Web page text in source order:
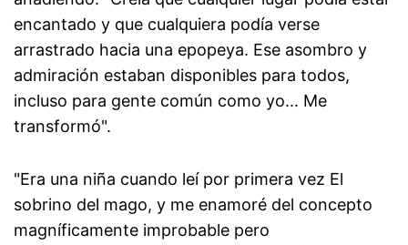
encantado y que cualquiera podía verse
arrastrado hacia una epopeya. Ese asombro y
admiración estaban disponibles para todos,
incluso para gente común como yo... Me
transformó".
"Era una niña cuando leí por primera vez El
sobrino del mago, y me enamoré del concepto
magníficamente improbable pero